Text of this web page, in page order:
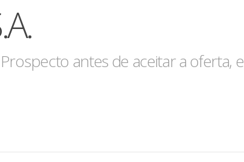
antes de aceitar a oferta,